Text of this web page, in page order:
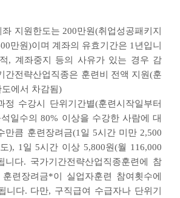
지원한도는 200만원(취업성공패키지
만원)이며 계좌의 유효기간은 1년입니
, 계좌중지 등의 사유가 있는 경우 감
간전략산업직종은 훈련비 전액 지원(훈
에서 차감됨)
수강시 단위기간별(훈련시작일부터
일수의 80% 이상을 수강한 사람에 대
만큼 훈련장려금(1일 5시간 미만 2,500
), 1일 5시간 이상 5,800원(월 116,000
니다. 국가기간전략산업직종훈련에 참
련장려금*이 실업자훈련 참여횟수에
니다. 다만, 구직급여 수급자나 단위기